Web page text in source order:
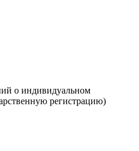
о индивидуальном
регистрацию)